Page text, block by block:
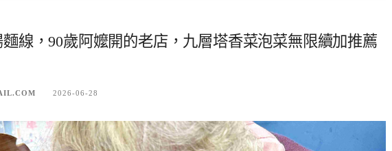
麵線，90歲阿嬤開的老店，九層塔香菜泡菜無限續加推薦
2026-06-28